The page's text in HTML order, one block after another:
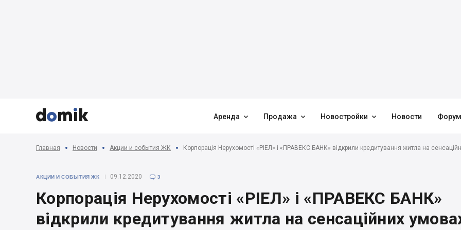


 Аренда  Продажа  Новостройки  Новости Форум
Главная Новости Акции и события ЖК Корпорація Нерухомості «РІЕЛ» і «ПРАВЕКС БАНК» відкрили кредитування житла на
АКЦИИ И СОБЫТИЯ ЖК 09.12.2020  3
Корпорація Нерухомості «РІЕЛ» і «ПРАВЕКС БАНК»
відкрили кредитування житла на сенсаційних